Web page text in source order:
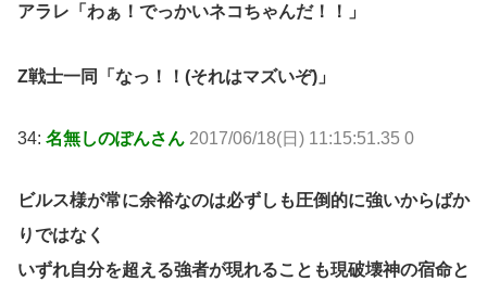
アラレ「わぁ！でっかいネコちゃんだ！！」
Z戦士一同「なっ！！(それはマズいぞ)」
34: 名無しのぽんさん 2017/06/18(日) 11:15:51.35 0
ビルス様が常に余裕なのは必ずしも圧倒的に強いからばか
りではなく
いずれ自分を超える強者が現れることも現破壊神の宿命と